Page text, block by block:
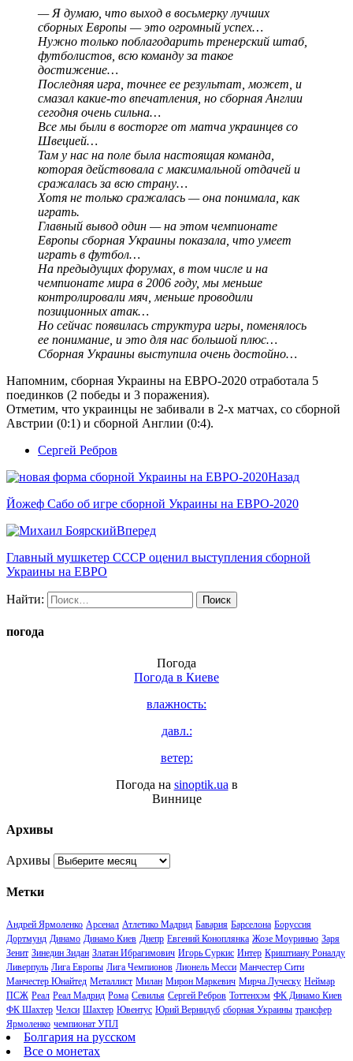
— Я думаю, что выход в восьмерку лучших
сборных Европы — это огромный успех…
Нужно только поблагодарить тренерский штаб,
футболистов, всю команду за такое
достижение…
Последняя игра, точнее ее результат, может, и
смазал какие-то впечатления, но сборная Англии
сегодня очень сильна…
Все мы были в восторге от матча украинцев со
Швецией…
Там у нас на поле была настоящая команда,
которая действовала с максимальной отдачей и
сражалась за всю страну…
Хотя не только сражалась — она понимала, как
играть.
Главный вывод один — на этом чемпионате
Европы сборная Украины показала, что умеет
играть в футбол…
На предыдущих форумах, в том числе и на
чемпионате мира в 2006 году, мы меньше
контролировали мяч, меньше проводили
позиционных атак…
Но сейчас появилась структура игры, поменялось
ее понимание, и это для нас большой плюс…
Сборная Украины выступила очень достойно…
Напомним, сборная Украины на ЕВРО-2020 отработала 5
поединков (2 победы и 3 поражения).
Отметим, что украинцы не забивали в 2-х матчах, со сборной
Австрии (0:1) и сборной Англии (0:4).
Сергей Ребров
Назад
Йожеф Сабо об игре сборной Украины на ЕВРО-2020
Вперед
Главный мушкетер СССР оценил выступления сборной
Украины на ЕВРО
Найти:
погода
Погода
Погода в Киеве
влажность:
давл.:
ветер:
Погода на sinoptik.ua в
Виннице
Архивы
Архивы
Метки
Андрей Ярмоленко Арсенал Атлетико Мадрид Бавария Барселона Боруссия
Дортмунд Динамо Динамо Киев Днепр Евгений Коноплянка Жозе Моуринью Заря
Зенит Зинедин Зидан Златан Ибрагимович Игорь Суркис Интер Криштиану Роналду
Ливерпуль Лига Европы Лига Чемпионов Лионель Месси Манчестер Сити
Манчестер Юнайтед Металлист Милан Мирон Маркевич Мирча Луческу Неймар
ПСЖ Реал Реал Мадрид Рома Севилья Сергей Ребров Тоттенхэм ФК Динамо Киев
ФК Шахтер Челси Шахтер Ювентус Юрий Вернидуб сборная Украины трансфер
Ярмоленко чемпионат УПЛ
Болгария на русском
Все о монетах